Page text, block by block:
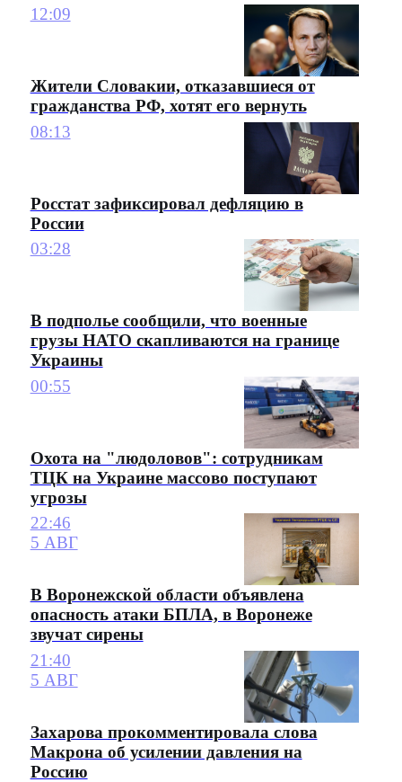
12:09
Жители Словакии, отказавшиеся от
гражданства РФ, хотят его вернуть
08:13
Росстат зафиксировал дефляцию в
России
03:28
В подполье сообщили, что военные
грузы НАТО скапливаются на границе
Украины
00:55
Охота на "людоловов": сотрудникам
ТЦК на Украине массово поступают
угрозы
22:46
5 АВГ
В Воронежской области объявлена
опасность атаки БПЛА, в Воронеже
звучат сирены
21:40
5 АВГ
Захарова прокомментировала слова
Макрона об усилении давления на
Россию